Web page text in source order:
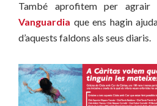
També aprofitem per agrair
Vanguardia que ens hagin
d’aquests faldons als seus diaris.